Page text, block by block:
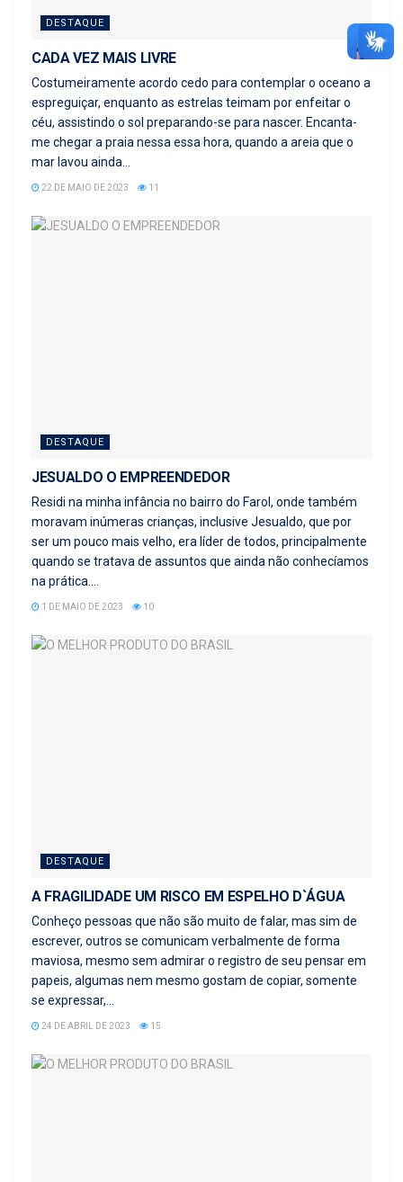
DESTAQUE
CADA VEZ MAIS LIVRE
Costumeiramente acordo cedo para contemplar o oceano a
espreguiçar, enquanto as estrelas teimam por enfeitar o
céu, assistindo o sol preparando-se para nascer. Encanta-
me chegar a praia nessa essa hora, quando a areia que o
mar lavou ainda...
22 DE MAIO DE 2023 11
DESTAQUE
JESUALDO O EMPREENDEDOR
Residi na minha infância no bairro do Farol, onde também
moravam inúmeras crianças, inclusive Jesualdo, que por
ser um pouco mais velho, era líder de todos, principalmente
quando se tratava de assuntos que ainda não conhecíamos
na prática....
1 DE MAIO DE 2023 10
DESTAQUE
A FRAGILIDADE UM RISCO EM ESPELHO D`ÁGUA
Conheço pessoas que não são muito de falar, mas sim de
escrever, outros se comunicam verbalmente de forma
maviosa, mesmo sem admirar o registro de seu pensar em
papeis, algumas nem mesmo gostam de copiar, somente
se expressar,...
24 DE ABRIL DE 2023 15